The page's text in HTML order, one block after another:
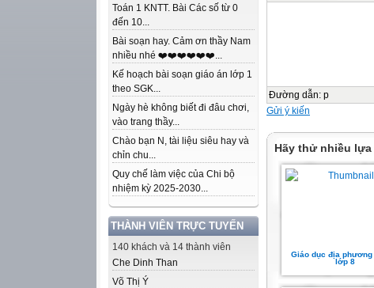
Toán 1 KNTT. Bài Các số từ 0
đến 10...
Bài soạn hay. Cảm ơn thầy Nam
nhiều nhé ❤️❤️❤️❤️❤️❤️...
Kế hoạch bài soạn giáo án lớp 1
theo SGK...
Ngày hè không biết đi đâu chơi,
vào trang thầy...
Chào bạn N, tài liệu siêu hay và
chỉn chu...
Quy chế làm việc của Chi bộ
nhiệm kỳ 2025-2030...
THÀNH VIÊN TRỰC TUYẾN
140 khách và 14 thành viên
Che Dinh Than
Võ Thị Ý
Đường dẫn: p
Gửi ý kiến
Hãy thử nhiều
Giáo dục địa phương
lớp 8